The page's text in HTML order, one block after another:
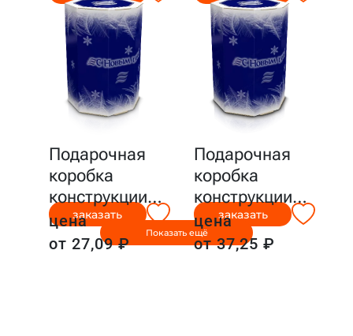
Подарочная
коробка
конструкции…
цена
от 27,09 ₽
заказать
Подарочная
коробка
конструкции…
цена
от 37,25 ₽
заказать
Показать ещё